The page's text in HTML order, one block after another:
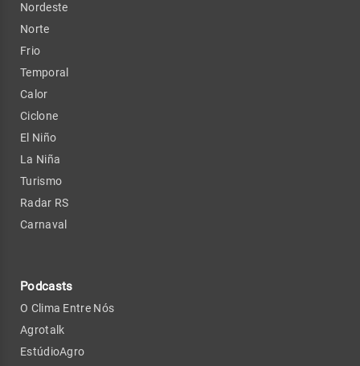
Nordeste
Norte
Frio
Temporal
Calor
Ciclone
El Niño
La Niña
Turismo
Radar RS
Carnaval
Podcasts
O Clima Entre Nós
Agrotalk
EstúdioAgro